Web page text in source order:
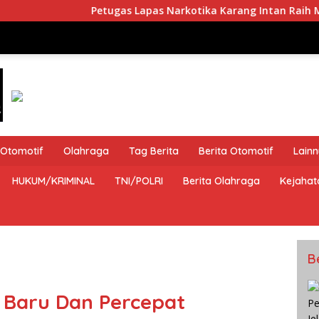
Petugas Lapas Narkotika Karang Intan Raih Medali Emas
Otomotif Olahraga Tag Berita Berita Otomotif
HUKUM/KRIMINAL TNI/POLRI Berita Olahraga
Dan Percepat